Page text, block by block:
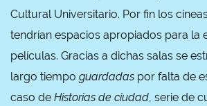
Cultural Universitario. Por fin los
tendrían espacios apropiados para la
películas. Gracias a dichas salas se
largo tiempo guardadas por falta de
caso de Historias de ciudad, serie de